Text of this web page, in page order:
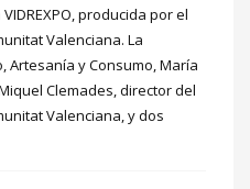
producida por el
Valenciana. La
Artesanía y Consumo, María
Clemades, director del
Valenciana, y dos